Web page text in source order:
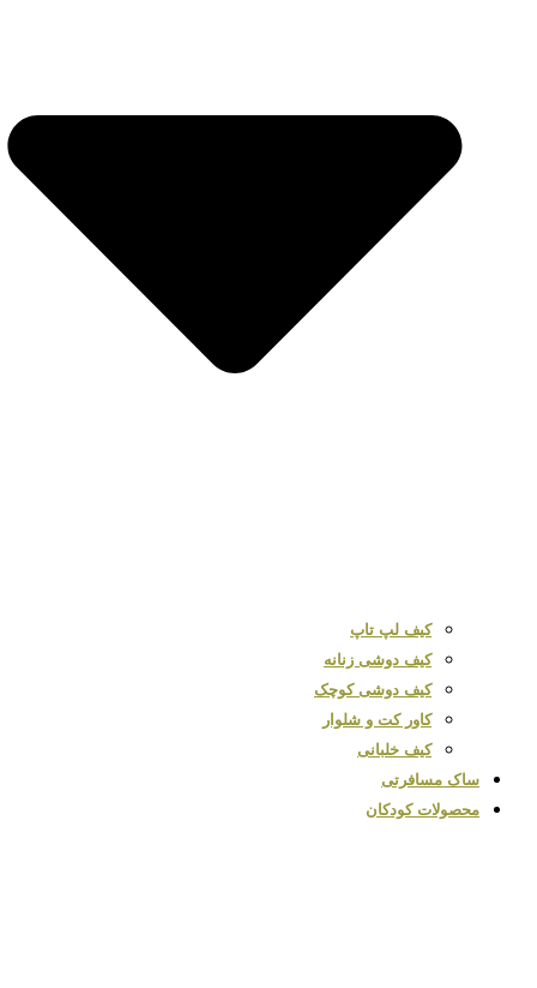
کیف لپ تاپ
کیف دوشی زنانه
کیف دوشی کوچک
کاور کت و شلوار
کیف خلبانی
ساک مسافرتی
محصولات کودکان